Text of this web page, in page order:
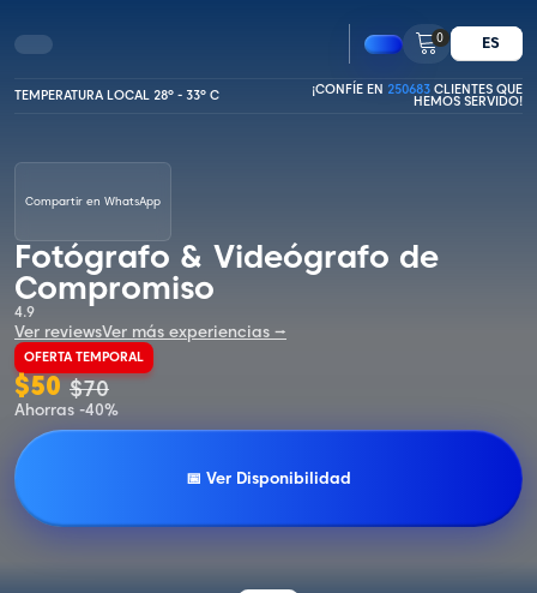
0 ES
TEMPERATURA LOCAL 28º - 33º C ¡CONFÍE EN 250683 CLIENTES QUE
HEMOS SERVIDO!
Compartir en WhatsApp
Fotógrafo & Videógrafo de
Compromiso
4.9
Ver reviewsVer más experiencias ⭢
OFERTA TEMPORAL
$50 $70
Ahorras -40%
📅 Ver Disponibilidad